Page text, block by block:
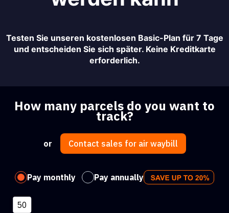
Testen Sie unseren kostenlosen Basic-Plan für 7 Tage
und entscheiden Sie sich später. Keine Kreditkarte
erforderlich.
How many parcels do you want to
track?
or Contact sales for air waybill
Pay monthly Pay annually
50